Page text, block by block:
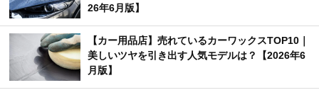
26年6月版】
【カー用品店】売れているカーワックスTOP10｜
美しいツヤを引き出す人気モデルは？【2026年6
月版】